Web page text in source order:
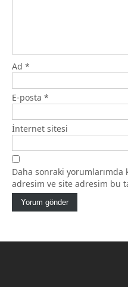
Ad *
E-posta *
İnternet sitesi
Daha sonraki yorumlarımda
adresim ve site adresim bu